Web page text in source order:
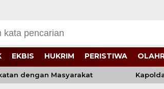
EKBIS HUKRIM PERISTIWA
dengan Masyarakat Kapolda